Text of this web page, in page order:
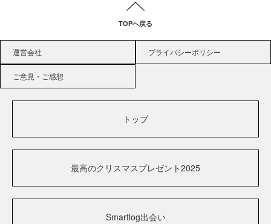
TOPへ戻る
運営会社 プライバシーポリシー
ご意見・ご感想
トップ
最高のクリスマスプレゼント2025
Smartlog出会い